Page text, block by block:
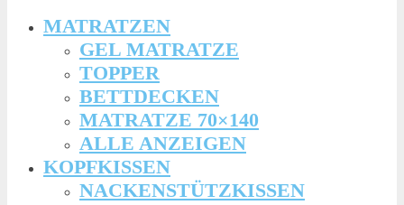
MATRATZEN
GEL MATRATZE
TOPPER
BETTDECKEN
MATRATZE 70×140
ALLE ANZEIGEN
KOPFKISSEN
NACKENSTÜTZKISSEN